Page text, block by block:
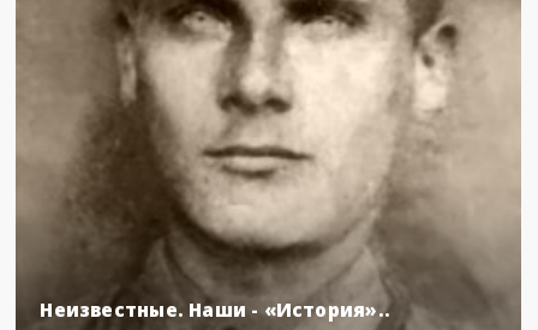
Неизвестные. Наши - «История»..